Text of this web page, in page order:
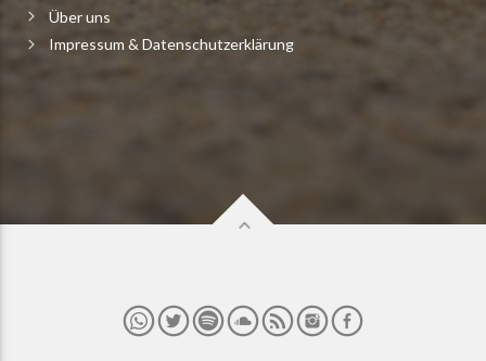
Über uns
Impressum & Datenschutzerklärung